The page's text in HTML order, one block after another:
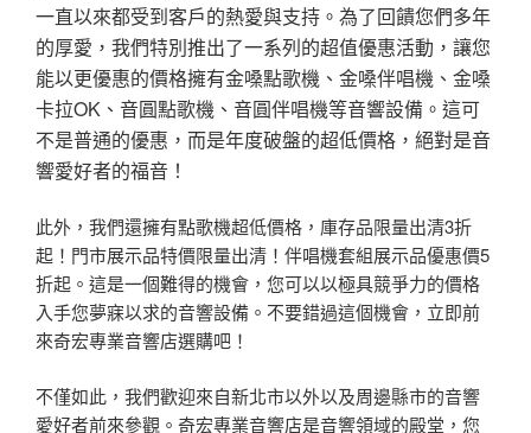
一直以來都受到客戶的熱愛與支持。為了回饋您們多年
的厚愛，我們特別推出了一系列的超值優惠活動，讓您
能以更優惠的價格擁有金嗓點歌機、金嗓伴唱機、金嗓
卡拉OK、音圓點歌機、音圓伴唱機等音響設備。這可
不是普通的優惠，而是年度破盤的超低價格，絕對是音
響愛好者的福音！
此外，我們還擁有點歌機超低價格，庫存品限量出清3折
起！門市展示品特價限量出清！伴唱機套組展示品優惠價5
折起。這是一個難得的機會，您可以以極具競爭力的價格
入手您夢寐以求的音響設備。不要錯過這個機會，立即前
來奇宏專業音響店選購吧！
不僅如此，我們歡迎來自新北市以外以及周邊縣市的音響
愛好者前來參觀。奇宏專業音響店是音響領域的殿堂，您